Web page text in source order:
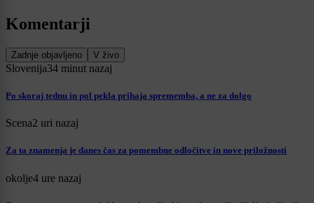
Komentarji
Zadnje objavljeno V živo
Slovenija34 minut nazaj
Po skoraj tednu in pol pekla prihaja sprememba, a ne za dolgo
Scena2 uri nazaj
Za ta znamenja je danes čas za pomembne odločitve in nove priložnosti
okolje4 ure nazaj